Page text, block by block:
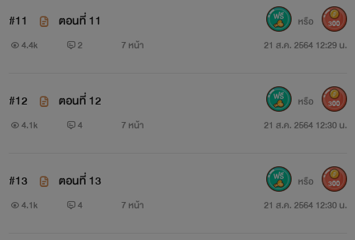
#11 ตอนที่ 11
4.4k 2 7 หน้า 21 ส.ค. 2564 12:29 น.
หรือ 300
#12 ตอนที่ 12
4.1k 4 7 หน้า 21 ส.ค. 2564 12:30 น.
หรือ 300
#13 ตอนที่ 13
4.1k 4 7 หน้า 21 ส.ค. 2564 12:30 น.
หรือ 300